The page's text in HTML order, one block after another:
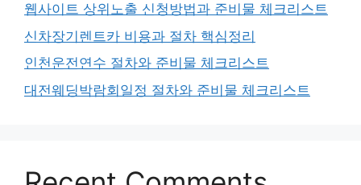
웹사이트 상위노출 신청방법과 준비물 체크리스트
신차장기렌트카 비용과 절차 핵심정리
인천운전연수 절차와 준비물 체크리스트
대전웨딩박람회일정 절차와 준비물 체크리스트